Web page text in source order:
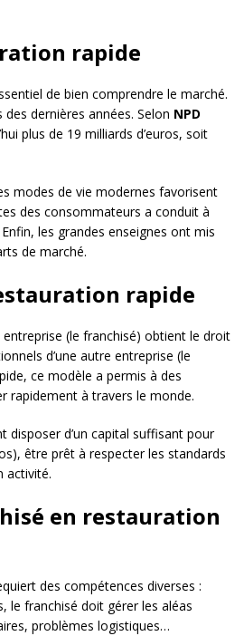
rapide
de bien comprendre le marché.
dernières années. Selon NPD
plus de 19 milliards d’euros, soit
modes de vie modernes favorisent
des consommateurs a conduit à
les grandes enseignes ont mis
de marché.
rapide
(le franchisé) obtient le droit
d’une autre entreprise (le
ce modèle a permis à des
rapidement à travers le monde.
disposer d’un capital suffisant pour
être prêt à respecter les standards
activité.
en restauration
des compétences diverses :
le franchisé doit gérer les aléas
problèmes logistiques…